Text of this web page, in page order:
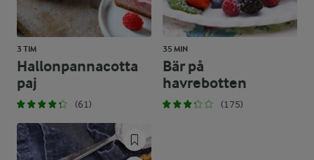
3 TIM
Hallonpannacotta
paj
(61)
35 MIN
Bär på
havrebotten
(175)